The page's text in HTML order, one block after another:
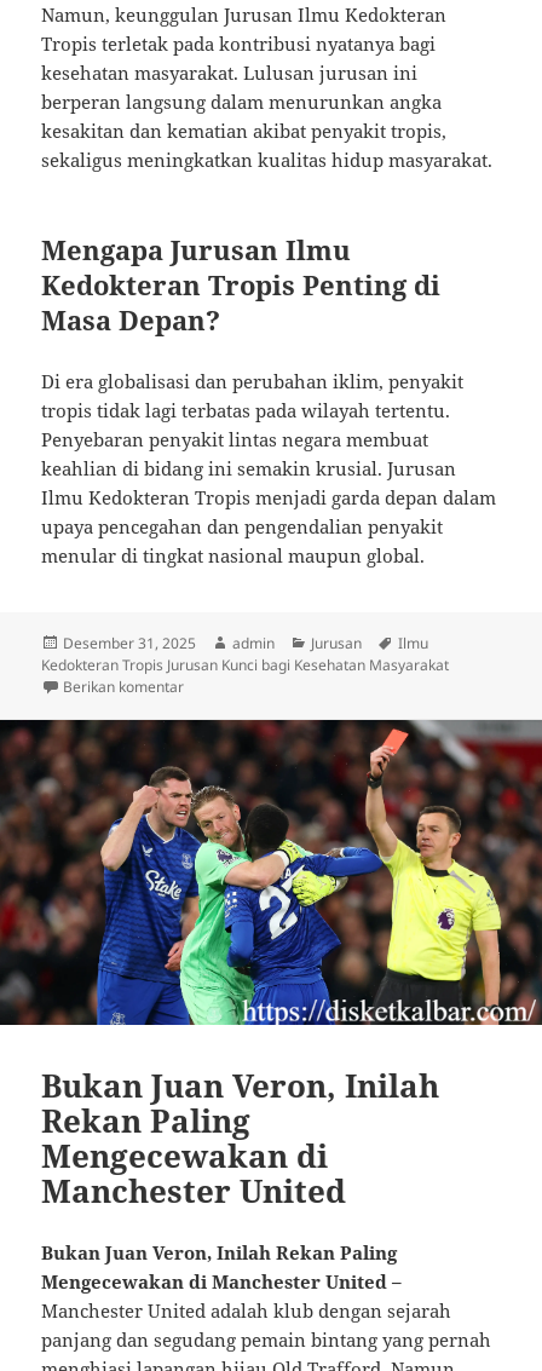
Namun, keunggulan Jurusan Ilmu Kedokteran
Tropis terletak pada kontribusi nyatanya bagi
kesehatan masyarakat. Lulusan jurusan ini
berperan langsung dalam menurunkan angka
kesakitan dan kematian akibat penyakit tropis,
sekaligus meningkatkan kualitas hidup masyarakat.
Mengapa Jurusan Ilmu
Kedokteran Tropis Penting di
Masa Depan?
Di era globalisasi dan perubahan iklim, penyakit
tropis tidak lagi terbatas pada wilayah tertentu.
Penyebaran penyakit lintas negara membuat
keahlian di bidang ini semakin krusial. Jurusan
Ilmu Kedokteran Tropis menjadi garda depan dalam
upaya pencegahan dan pengendalian penyakit
menular di tingkat nasional maupun global.
Diposkan
pada
Desember 31, 2025 Penulis
admin Kategori
Jurusan Tag
Ilmu
Kedokteran Tropis Jurusan Kunci bagi Kesehatan Masyarakat
Berikan komentaruntuk Ilmu Kedokteran Tropis Jurusan Kunci bagi
Bukan Juan Veron, Inilah
Rekan Paling
Mengecewakan di
Manchester United
Bukan Juan Veron, Inilah Rekan Paling
Mengecewakan di Manchester United –
Manchester United adalah klub dengan sejarah
panjang dan segudang pemain bintang yang pernah